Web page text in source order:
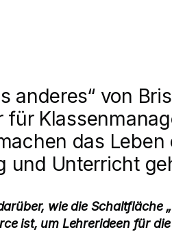
anderes“ von
das
und Unterricht
wie die Schaltfläche
ist, um Lehrerideen für